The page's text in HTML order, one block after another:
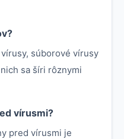
súborové vírusy
sa šíri rôznymi
vírusmi?
pred vírusmi je